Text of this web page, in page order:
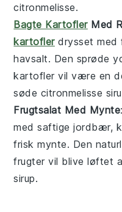
citronmelisse.
Bagte KartoflerMed
kartoflerdrysset
havsalt. Den sprøde
kartofler vil være en
søde citronmelisse
Frugtsalat Med Mynte
med saftigejordbær,
friskmynte. Den
frugter vil blive løftet
sirup.